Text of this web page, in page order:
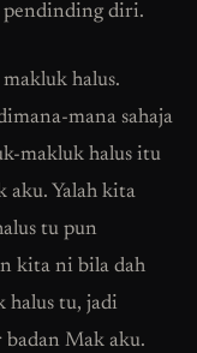
pendinding diri.
halus.
mana sahaja
makluk halus itu
aku. Yalah kita
tu pun
kita ni bila dah
halus tu, jadi
badan Mak aku.